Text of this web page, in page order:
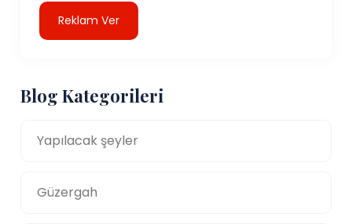
Reklam Ver
Blog Kategorileri
Yapılacak şeyler
Güzergah